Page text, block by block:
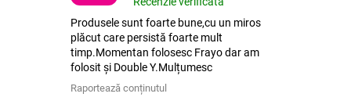
Produsele sunt foarte bune,cu un miros
plăcut care persistă foarte mult
timp.Momentan folosesc Frayo dar am
folosit și Double Y.Mulțumesc
Raportează conținutul